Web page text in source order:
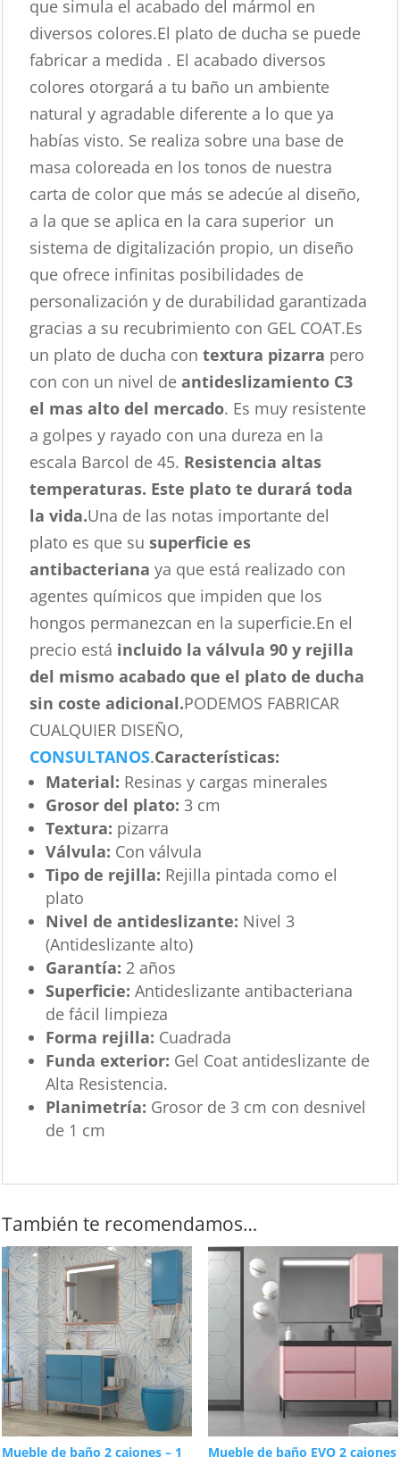
que simula el acabado del mármol en
diversos colores.El plato de ducha se puede
fabricar a medida . El acabado diversos
colores otorgará a tu baño un ambiente
natural y agradable diferente a lo que ya
habías visto. Se realiza sobre una base de
masa coloreada en los tonos de nuestra
carta de color que más se adecúe al diseño,
a la que se aplica en la cara superior un
sistema de digitalización propio, un diseño
que ofrece infinitas posibilidades de
personalización y de durabilidad garantizada
gracias a su recubrimiento con GEL COAT.Es
un plato de ducha con textura pizarra pero
con con un nivel deantideslizamiento C3
el mas alto del mercado. Es muy resistente
a golpes y rayado con una dureza en la
escala Barcol de 45. Resistencia altas
temperaturas. Este plato te durará toda
la vida.Una de las notas importante del
plato es que susuperficie es
antibacterianaya que está realizado con
agentes químicos que impiden que los
hongos permanezcan en la superficie.En el
precio está incluido la válvula 90 y rejilla
del mismo acabado que el plato de ducha
sin coste adicional.PODEMOS FABRICAR
CUALQUIER DISEÑO,
CONSULTANOS.Características:
Material: Resinas y cargas minerales
Grosor del plato: 3 cm
Textura: pizarra
Válvula: Con válvula
Tipo de rejilla: Rejilla pintada como el
plato
Nivel de antideslizante: Nivel 3
(Antideslizante alto)
Garantía: 2 años
Superficie: Antideslizante antibacteriana
de fácil limpieza
Forma rejilla: Cuadrada
Funda exterior: Gel Coat antideslizante de
Alta Resistencia.
Planimetría: Grosor de 3 cm con desnivel
de 1 cm
También te recomendamos…
Mueble de baño 2 cajones – 1
Mueble de baño EVO 2 cajones